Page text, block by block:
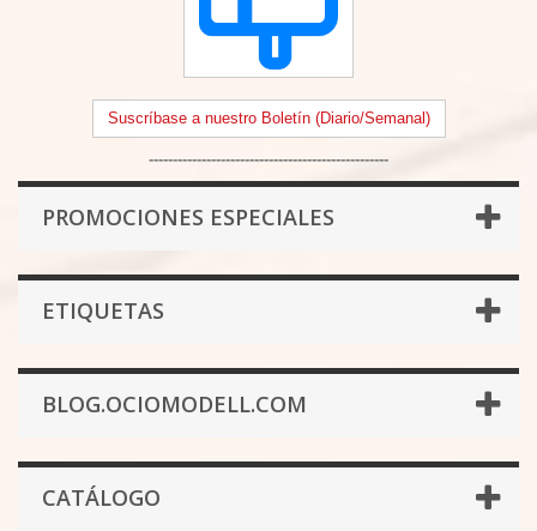
Suscríbase a nuestro Boletín (Diario/Semanal)
--------------------------------------------------
PROMOCIONES ESPECIALES
ETIQUETAS
BLOG.OCIOMODELL.COM
CATÁLOGO